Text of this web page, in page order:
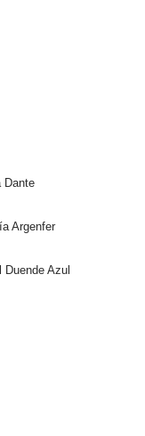
Dante
Argenfer
Azul